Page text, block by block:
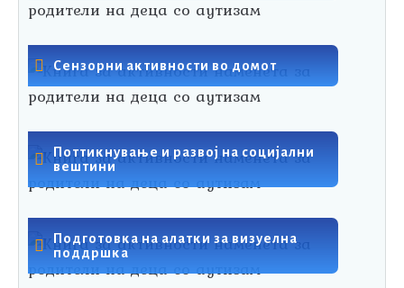
Сензорни активности во домот
Поттикнување и развој на социјални
вештини
Подготовка на алатки за визуелна
поддршка